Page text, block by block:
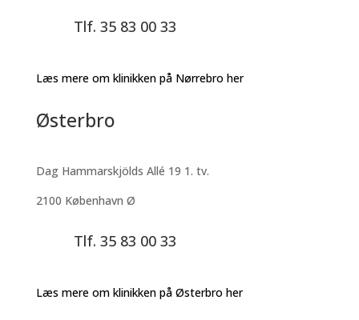
Tlf. 35 83 00 33
Læs mere om klinikken på Nørrebro her
Østerbro
Dag Hammarskjölds Allé 19 1. tv.
2100 København Ø
Tlf. 35 83 00 33
Læs mere om klinikken på Østerbro her